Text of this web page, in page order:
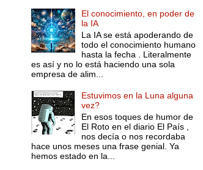
El conocimiento, en poder de
la IA
La IA se está apoderando de
todo el conocimiento humano
hasta la fecha . Literalmente
es así y no lo está haciendo una sola
empresa de alim...
Estuvimos en la Luna alguna
vez?
En esos toques de humor de
El Roto en el diario El País ,
nos decía o nos recordaba
hace unos meses una frase genial. Ya
hemos estado en la...